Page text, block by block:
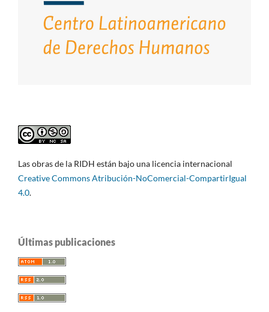
Las obras de la RIDH están bajo una licencia internacional
Creative Commons Atribución-NoComercial-CompartirIgual
4.0.
Últimas publicaciones